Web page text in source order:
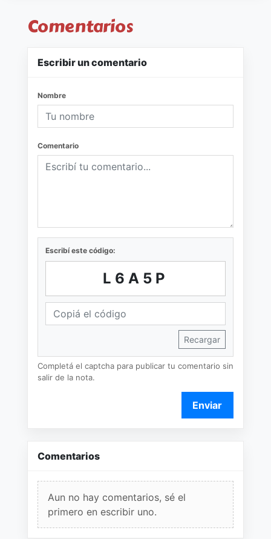
Comentarios
Escribir un comentario
Nombre
Comentario
Escribí este código:
L6A5P
Recargar
Completá el captcha para publicar tu comentario sin
salir de la nota.
Enviar
Comentarios
Aun no hay comentarios, sé el
primero en escribir uno.